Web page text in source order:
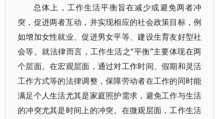
总体上，工作生活平衡旨在减少或避免两者冲
突，促进两者互动，并实现相应的社会政策目标，例
如增加女性就业、促进男女平等、建设生育友好型社
会等。就法律而言，工作生活之“平衡”主要体现在两
个层面。在宏观层面，通过对工作时间、假期和灵活
工作方式等的法律调整，保障劳动者在工作的同时能
满足个人生活尤其是家庭照护需求，避免工作与生活
的冲突尤其是时间上的冲突。在微观层面，工作生活